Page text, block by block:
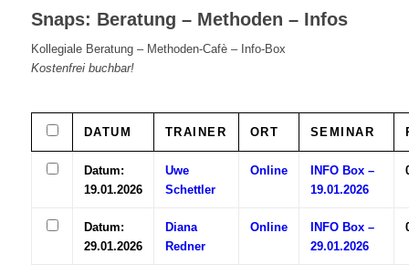
Snaps: Beratung – Methoden – Infos
Kollegiale Beratung – Methoden-Cafè – Info-Box
Kostenfrei buchbar!
DATUM TRAINER ORT SEMINAR
Datum:
19.01.2026
Uwe
Schettler
Online
INFO Box –
19.01.2026
Datum:
29.01.2026
Diana
Redner
Online
INFO Box –
29.01.2026